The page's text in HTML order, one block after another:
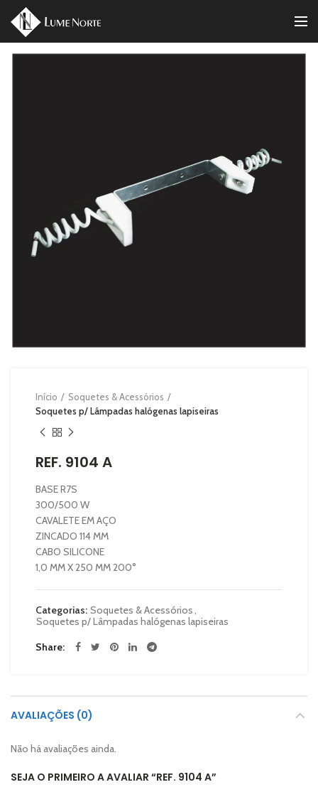
Início
Soquetes & Acessórios
Soquetes p/ Lâmpadas halógenas lapiseiras
REF. 9104 A
BASE R7S
300/500 W
CAVALETE EM AÇO
ZINCADO 114 MM
CABO SILICONE
1,0 MM X 250 MM 200°
Categorias: Soquetes & Acessórios,
Soquetes p/ Lâmpadas halógenas lapiseiras
Share
AVALIAÇÕES (0)
Não há avaliações ainda.
SEJA O PRIMEIRO A AVALIAR “REF. 9104 A”